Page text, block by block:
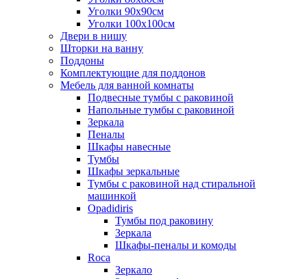
Уголки 90х90см
Уголки 100х100см
Двери в нишу
Шторки на ванну
Поддоны
Комплектующие для поддонов
Мебель для ванной комнаты
Подвесные тумбы с раковиной
Напольные тумбы с раковиной
Зеркала
Пеналы
Шкафы навесные
Тумбы
Шкафы зеркальные
Тумбы с раковиной над стиральной
машинкой
Opadidiris
Тумбы под раковину
Зеркала
Шкафы-пеналы и комоды
Roca
Зеркало